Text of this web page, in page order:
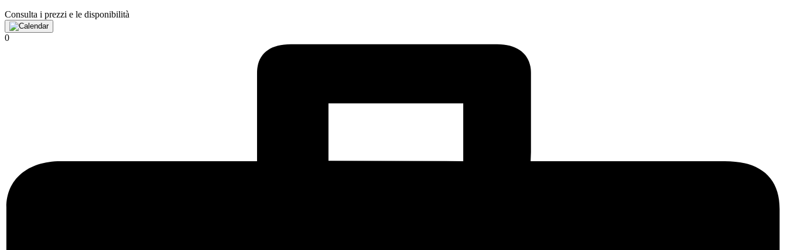
Consulta i prezzi e le disponibilità
0